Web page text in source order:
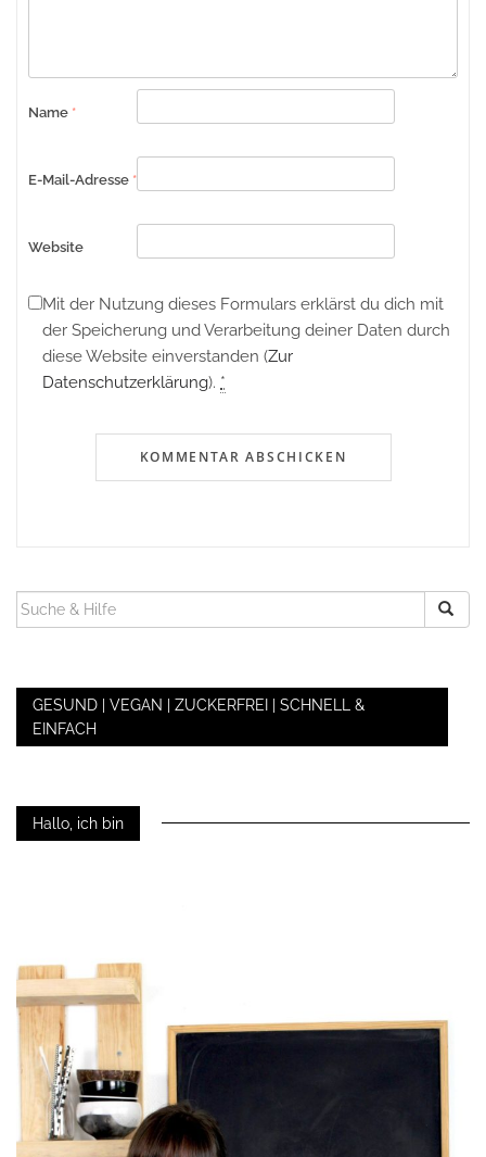
Name *
E-Mail-Adresse *
Website
Mit der Nutzung dieses Formulars erklärst du dich mit
der Speicherung und Verarbeitung deiner Daten durch
diese Website einverstanden (Zur
Datenschutzerklärung). *
SUCHEN
NACH:
GESUND | VEGAN | ZUCKERFREI | SCHNELL &
EINFACH
Hallo, ich bin